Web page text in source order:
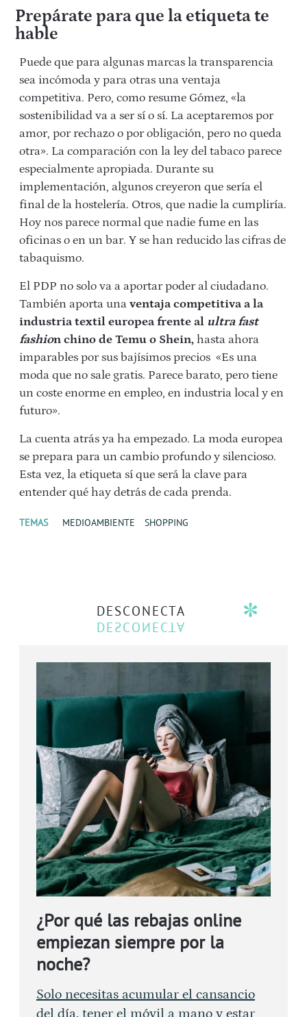
Prepárate para que la etiqueta te
hable
Puede que para algunas marcas la transparencia
sea incómoda y para otras una ventaja
competitiva. Pero, como resume Gómez, «la
sostenibilidad va a ser sí o sí. La aceptaremos por
amor, por rechazo o por obligación, pero no queda
otra». La comparación con la ley del tabaco parece
especialmente apropiada. Durante su
implementación, algunos creyeron que sería el
final de la hostelería. Otros, que nadie la cumpliría.
Hoy nos parece normal que nadie fume en las
oficinas o en un bar. Y se han reducido las cifras de
tabaquismo.
El PDP no solo va a aportar poder al ciudadano.
También aporta una ventaja competitiva a la
industria textil europea frente al ultra fast
fashion chino de Temu o Shein, hasta ahora
imparables por sus bajísimos precios «Es una
moda que no sale gratis. Parece barato, pero tiene
un coste enorme en empleo, en industria local y en
futuro».
La cuenta atrás ya ha empezado. La moda europea
se prepara para un cambio profundo y silencioso.
Esta vez, la etiqueta sí que será la clave para
entender qué hay detrás de cada prenda.
TEMAS MEDIOAMBIENTE SHOPPING
DESCONECTA
¿Por qué las rebajas online
empiezan siempre por la
noche?
Solo necesitas acumular el cansancio
del día, tener el móvil a mano y estar